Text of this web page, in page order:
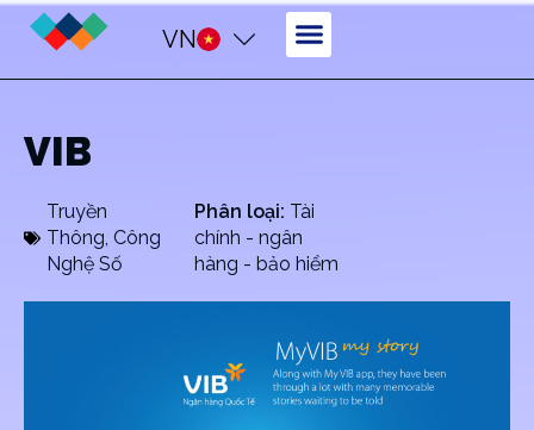
VN
VIB
Truyền
Thông, Công
Nghệ Số
Phân loại: Tài
chính - ngân
hàng - bảo hiểm